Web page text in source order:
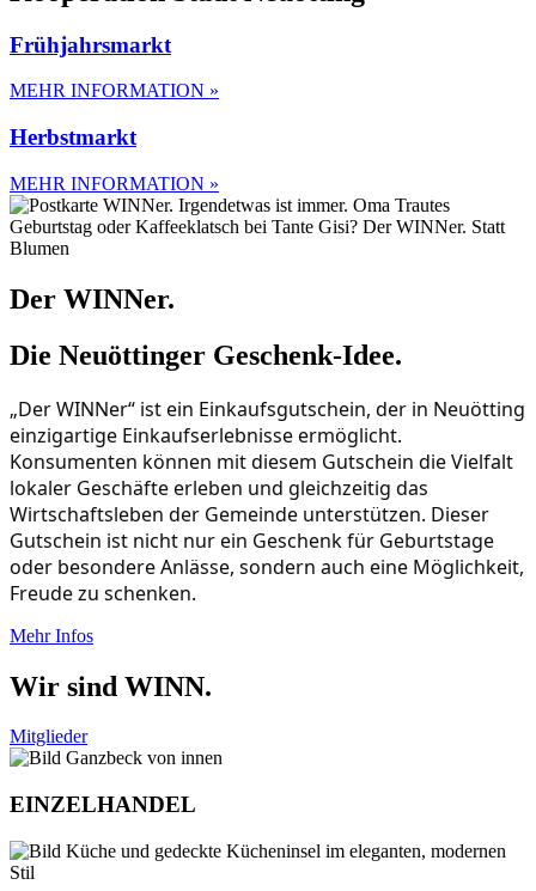
Frühjahrsmarkt
MEHR INFORMATION »
Herbstmarkt
MEHR INFORMATION »
Der WINNer.
Die Neuöttinger Geschenk-Idee.
„Der WINNer“ ist ein Einkaufsgutschein, der in Neuötting
einzigartige Einkaufserlebnisse ermöglicht.
Konsumenten können mit diesem Gutschein die Vielfalt
lokaler Geschäfte erleben und gleichzeitig das
Wirtschaftsleben der Gemeinde unterstützen. Dieser
Gutschein ist nicht nur ein Geschenk für Geburtstage
oder besondere Anlässe, sondern auch eine Möglichkeit,
Freude zu schenken.
Mehr Infos
Wir sind WINN.
Mitglieder
EINZELHANDEL